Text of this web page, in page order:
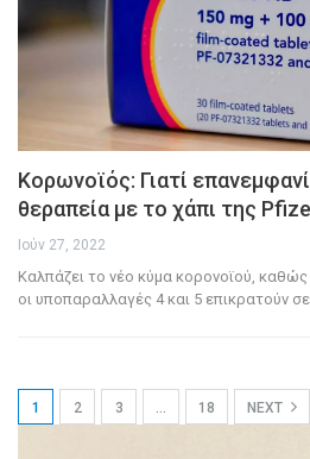
Κορωνοϊός: Γιατί
θεραπεία με το χάπι της
Ιούν 27, 2022
Καλπάζει το νέο κύμα κορονοϊού,
οι υποπαραλλαγές 4 και 5 επικρατούν
1 2 3 18 NEXT